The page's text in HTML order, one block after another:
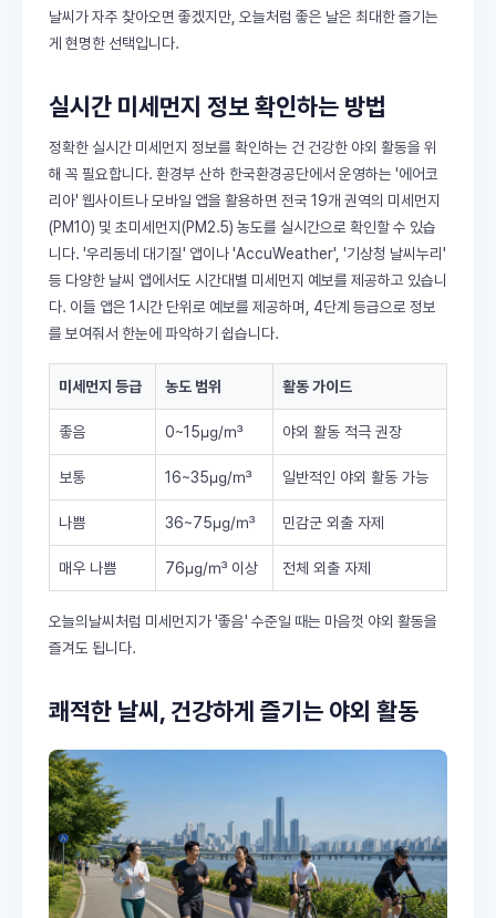
날씨가 자주 찾아오면 좋겠지만, 오늘처럼 좋은 날은 최대한 즐기는
게 현명한 선택입니다.
실시간 미세먼지 정보 확인하는 방법
정확한 실시간 미세먼지 정보를 확인하는 건 건강한 야외 활동을 위
해 꼭 필요합니다. 환경부 산하 한국환경공단에서 운영하는 '에어코
리아' 웹사이트나 모바일 앱을 활용하면 전국 19개 권역의 미세먼지
(PM10) 및 초미세먼지(PM2.5) 농도를 실시간으로 확인할 수 있습
니다. '우리동네 대기질' 앱이나 'AccuWeather', '기상청 날씨누리'
등 다양한 날씨 앱에서도 시간대별 미세먼지 예보를 제공하고 있습니
다. 이들 앱은 1시간 단위로 예보를 제공하며, 4단계 등급으로 정보
를 보여줘서 한눈에 파악하기 쉽습니다.
미세먼지 등급 농도 범위 활동 가이드
좋음 0~15㎍/㎥ 야외 활동 적극 권장
보통 16~35㎍/㎥ 일반적인 야외 활동 가능
나쁨 36~75㎍/㎥ 민감군 외출 자제
매우 나쁨 76㎍/㎥ 이상 전체 외출 자제
오늘의날씨처럼 미세먼지가 '좋음' 수준일 때는 마음껏 야외 활동을
즐겨도 됩니다.
쾌적한 날씨, 건강하게 즐기는 야외 활동